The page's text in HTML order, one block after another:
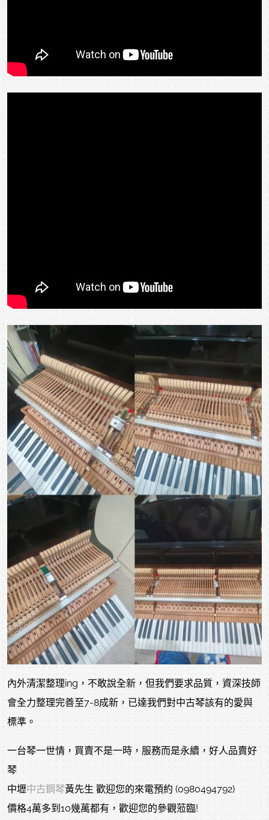
內外清潔整理ing，不敢說全新，但我們要求品質，資深技師
會全力整理完善至7-8成新，已達我們對中古琴該有的愛與
標準。
一台琴一世情，買賣不是一時，服務而是永續，好人品賣好
琴
中壢中古鋼琴黃先生 歡迎您的來電預約 (0980494792)
價格4萬多到10幾萬都有，歡迎您的參觀蒞臨!